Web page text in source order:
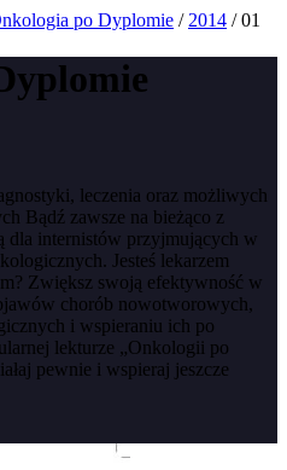
po Dyplomie / 2014 / 01
leczenia oraz możliwych
Bądź zawsze na bieżąco z
dla internistów przyjmujących w
Jesteś lekarzem
Zwiększ swoją efektywność w
chorób nowotworowych,
i wspieraniu ich po
lekturze „Onkologii po
pewnie i wspieraj jeszcze